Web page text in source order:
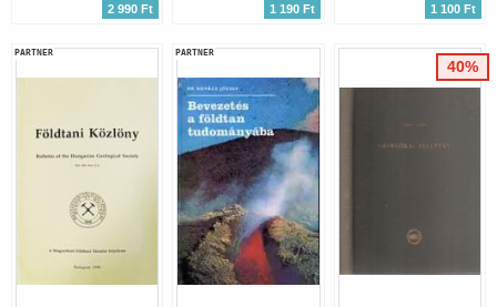
2 990 Ft 1 190 Ft 1 100 Ft
PARTNER PARTNER
40%